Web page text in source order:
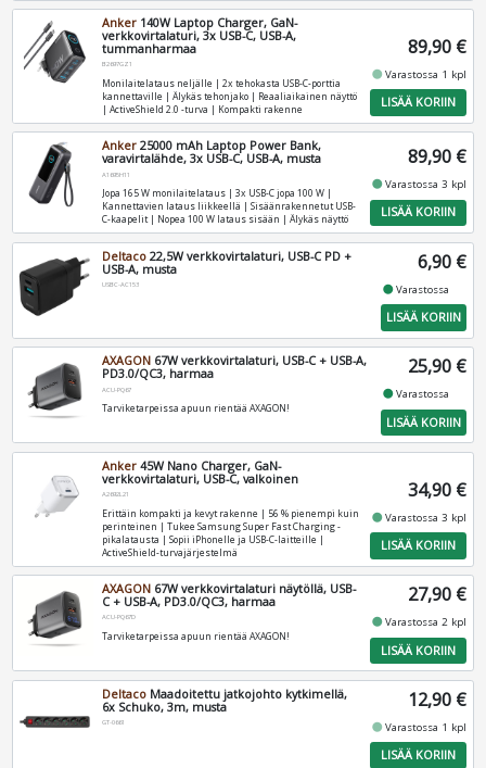
Anker 140W Laptop Charger, GaN-
verkkovirtalaturi, 3x USB-C, USB-A,
tummanharmaa
B2697GZ1
Monilaitelataus neljälle | 2x tehokasta USB-C-porttia
kannettaville | Älykäs tehonjako | Reaaliaikainen näyttö
| ActiveShield 2.0 -turva | Kompakti rakenne
89,90 €
fiber_manual_recordVarastossa 1 kpl
LISÄÄ KORIIN
Anker 25000 mAh Laptop Power Bank,
varavirtalähde, 3x USB-C, USB-A, musta
A1695H11
Jopa 165 W monilaitelataus | 3x USB-C jopa 100 W |
Kannettavien lataus liikkeellä | Sisäänrakennetut USB-
C-kaapelit | Nopea 100 W lataus sisään | Älykäs näyttö
89,90 €
fiber_manual_recordVarastossa 3 kpl
LISÄÄ KORIIN
Deltaco 22,5W verkkovirtalaturi, USB-C PD +
USB-A, musta
USBC-AC153
6,90 €
fiber_manual_recordVarastossa
LISÄÄ KORIIN
AXAGON 67W verkkovirtalaturi, USB-C + USB-A,
PD3.0/QC3, harmaa
ACU-PQ67
Tarviketarpeissa apuun rientää AXAGON!
25,90 €
fiber_manual_recordVarastossa
LISÄÄ KORIIN
Anker 45W Nano Charger, GaN-
verkkovirtalaturi, USB-C, valkoinen
A2692L21
Erittäin kompakti ja kevyt rakenne | 56 % pienempi kuin
perinteinen | Tukee Samsung Super Fast Charging -
pikalatausta | Sopii iPhonelle ja USB-C-laitteille |
ActiveShield-turvajärjestelmä
34,90 €
fiber_manual_recordVarastossa 3 kpl
LISÄÄ KORIIN
AXAGON 67W verkkovirtalaturi näytöllä, USB-
C + USB-A, PD3.0/QC3, harmaa
ACU-PQ67D
Tarviketarpeissa apuun rientää AXAGON!
27,90 €
fiber_manual_recordVarastossa 2 kpl
LISÄÄ KORIIN
Deltaco Maadoitettu jatkojohto kytkimellä,
6x Schuko, 3m, musta
GT-0661
12,90 €
fiber_manual_recordVarastossa 1 kpl
LISÄÄ KORIIN